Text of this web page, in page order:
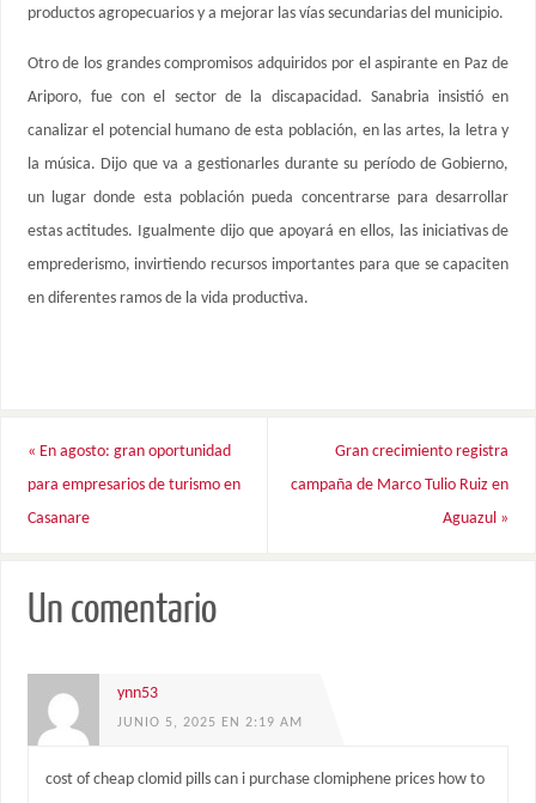
productos agropecuarios y a mejorar las vías secundarias del municipio.
Otro de los grandes compromisos adquiridos por el aspirante en Paz de
Ariporo, fue con el sector de la discapacidad. Sanabria insistió en
canalizar el potencial humano de esta población, en las artes, la letra y
la música. Dijo que va a gestionarles durante su período de Gobierno,
un lugar donde esta población pueda concentrarse para desarrollar
estas actitudes. Igualmente dijo que apoyará en ellos, las iniciativas de
emprederismo, invirtiendo recursos importantes para que se capaciten
en diferentes ramos de la vida productiva.
« En agosto: gran oportunidad
para empresarios de turismo en
Casanare
Gran crecimiento registra
campaña de Marco Tulio Ruiz en
Aguazul »
Un comentario
ynn53
JUNIO 5, 2025 EN 2:19 AM
cost of cheap clomid pills can i purchase clomiphene prices how to